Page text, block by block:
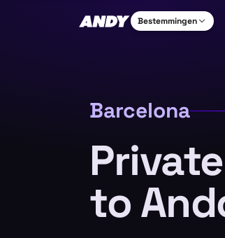
Bestemmingen
Barcelona
to